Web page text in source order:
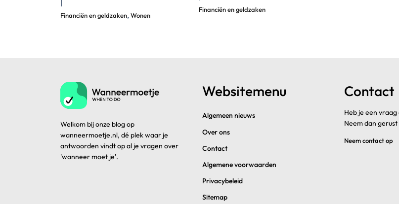
|
Financiën en geldzaken,Wonen
Financiën en geldzaken
Welkom bij onze blog op
wanneermoetje.nl, dé plek waar je
antwoorden vindt op al je vragen over
'wanneer moet je'.
Websitemenu
Algemeen nieuws
Over ons
Contact
Algemene voorwaarden
Privacybeleid
Sitemap
Contact
Heb je een
Neem dan
Neem contact op